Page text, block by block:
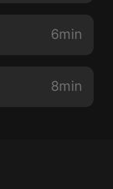
6min
8min